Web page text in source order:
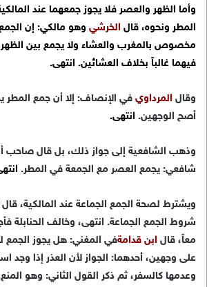
ي
وأما الظهر والعصر فلا يجوز جمعهما عند
المطر ونحوه، قال الخرشي وهو مالكي: إن
مخصوص بالمغرب والعشاء ولا يجمع بين
فيهما غالباً بخلاف العشائين. انتهى.
وقال المرداوي في الإنصاف: إلا أن جمع
أصح الوجهين. انتهى.
وذهب الشافعية إلى جواز ذلك، بل قال صاحب
شافعي: يجمع العصر مع الجمعة في المطر.
ويشترط لصحة الجمع الجماعة عند المالكية،
شروط الجمع الجماعة. انتهى، وخالف الحنابلة
معاً، قال ابن قدامةفي المغني: هل يجوز الجمع
على وجهين، أحدهما: الجواز لأن العذر إذا وجد
وعدمها كالسفر، ثم ذكر القول الثاني: وهو